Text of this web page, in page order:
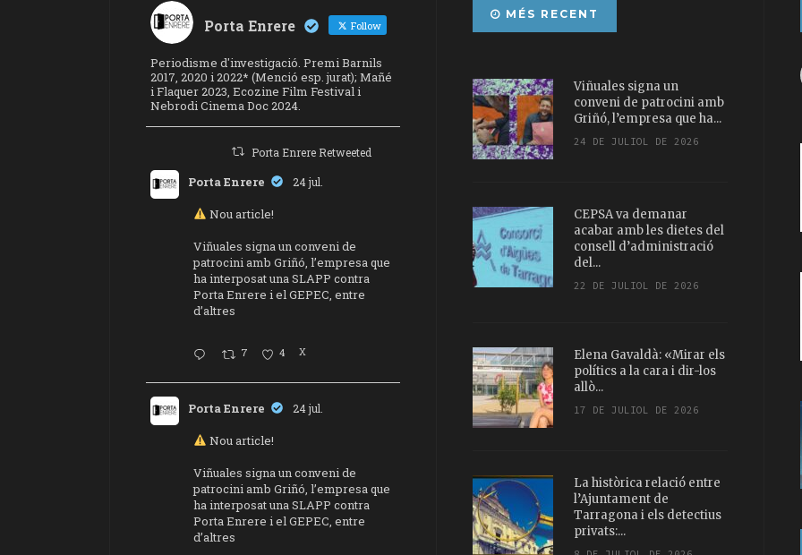
Porta Enrere Follow
Periodisme d'investigació. Premi Barnils
2017, 2020 i 2022* (Menció esp. jurat); Mañé
i Flaquer 2023, Ecozine Film Festival i
Nebrodi Cinema Doc 2024.
Porta Enrere Retweeted
Porta Enrere 24 jul.
Nou article!
Viñuales signa un conveni de
patrocini amb Griñó, l’empresa que
ha interposat una SLAPP contra
Porta Enrere i el GEPEC, entre
d’altres
7 4 X
Porta Enrere 24 jul.
Nou article!
Viñuales signa un conveni de
patrocini amb Griñó, l’empresa que
ha interposat una SLAPP contra
Porta Enrere i el GEPEC, entre
d’altres
MÉS RECENT
Viñuales signa un
conveni de patrocini amb
Griñó, l’empresa que ha...
24 DE JULIOL DE 2026
CEPSA va demanar
acabar amb les dietes del
consell d’administració
del...
22 DE JULIOL DE 2026
Elena Gavaldà: «Mirar els
polítics a la cara i dir-los
allò...
17 DE JULIOL DE 2026
La històrica relació entre
l’Ajuntament de
Tarragona i els detectius
privats:...